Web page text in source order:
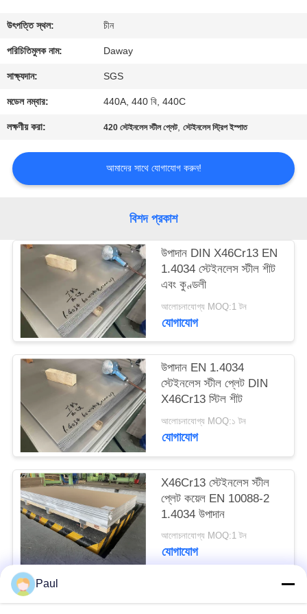
মান
নিয়ন্ত্রণ
যোগাযোগ
করুন
উদ্ধৃতির
জন্য
সাইট
PRIVACY
POLICY
উৎপত্তি স্থল: চীন
পরিচিতিমুলক নাম: Daway
সাক্ষ্যদান: SGS
মডেল নম্বার: 440A, 440 বি, 440C
লক্ষণীয় করা: 420 স্টেইনলেস স্টীল প্লেট,স্টেইনলেস স্ট্রিপ ইস্পাত
আমাদের সাথে যোগাযোগ করুন!
বিশদ প্রকাশ
উপাদান DIN X46Cr13 EN
1.4034 স্টেইনলেস স্টীল শীট
এবং কুণ্ডলী
আলোচনাযোগ্য MOQ:1 টন
যোগাযোগ
উপাদান EN 1.4034
স্টেইনলেস স্টীল প্লেট DIN
X46Cr13 স্টিল শীট
আলোচনাযোগ্য MOQ:১ টন
যোগাযোগ
X46Cr13 স্টেইনলেস স্টীল
প্লেট কয়েল EN 10088-2
1.4034 উপাদান
আলোচনাযোগ্য MOQ:1 টন
যোগাযোগ
Paul